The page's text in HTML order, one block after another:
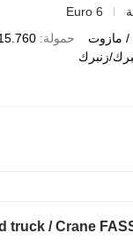
Euro 6
/ مازوت حمولة 15.760
زنبرك
/ Crane